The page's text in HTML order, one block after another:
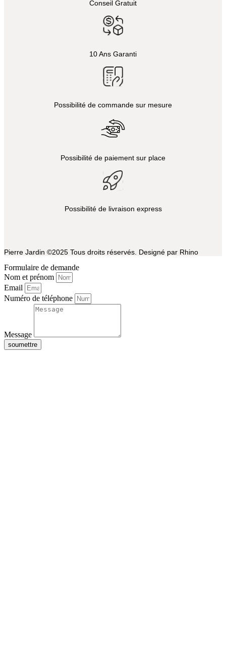
Conseil Gratuit
10 Ans Garanti
Possibilité de commande sur mesure
Possibilité de paiement sur place
Possibilité de livraison express
Pierre Jardin ©2025 Tous droits réservés. Designé par Rhino
Formulaire de demande
Nom et prénom
Email
Numéro de téléphone
Message
soumettre